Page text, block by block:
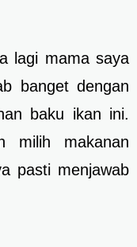
lagi mama saya
banget dengan
baku ikan ini.
milih makanan
pasti menjawab